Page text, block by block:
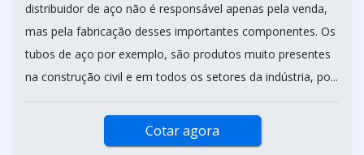
distribuidor de aço não é responsável apenas pela venda,
mas pela fabricação desses importantes componentes. Os
tubos de aço por exemplo, são produtos muito presentes
na construção civil e em todos os setores da indústria, po...
Cotar agora